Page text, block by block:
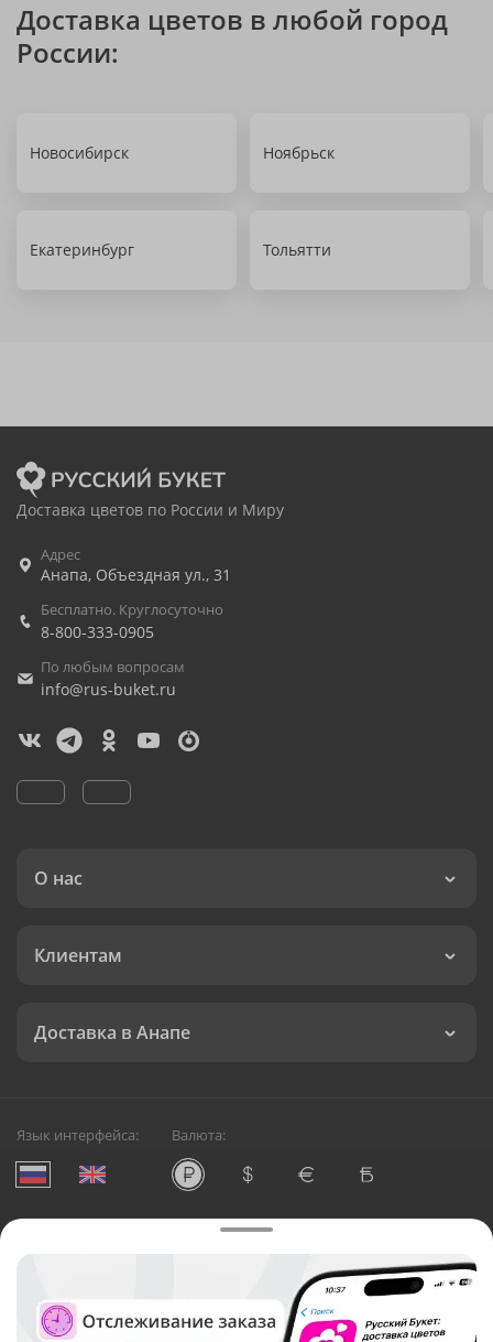
Доставка цветов в любой город
России:
Новосибирск Ноябрьск
Екатеринбург Тольятти
Доставка цветов по России и Миру
Адрес
Анапа, Объездная ул., 31
Бесплатно. Круглосуточно
8-800-333-0905
По любым вопросам
info@rus-buket.ru
О нас
Клиентам
Доставка в Анапе
Язык интерфейса: Валюта:
Служба круглосуточной доставки цветов в Анапе
Русский Букет, 2026
Общество с ограниченной ответственностью «Технология»
ОГРН: 1195476081745, ИНН: 5410081997